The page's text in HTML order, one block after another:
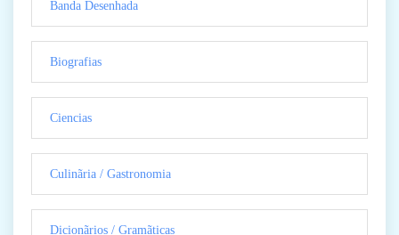
Banda Desenhada
Biografias
Ciencias
Culinãria / Gastronomia
Dicionãrios / Gramãticas